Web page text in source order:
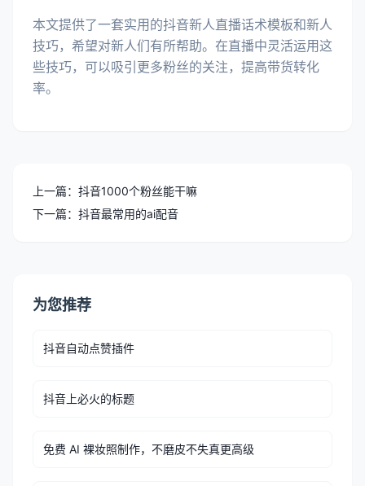
本文提供了一套实用的抖音新人直播话术模板和新人
技巧，希望对新人们有所帮助。在直播中灵活运用这
些技巧，可以吸引更多粉丝的关注，提高带货转化
率。
上一篇：抖音1000个粉丝能干嘛
下一篇：抖音最常用的ai配音
为您推荐
抖音自动点赞插件
抖音上必火的标题
免费 AI 裸妆照制作，不磨皮不失真更高级